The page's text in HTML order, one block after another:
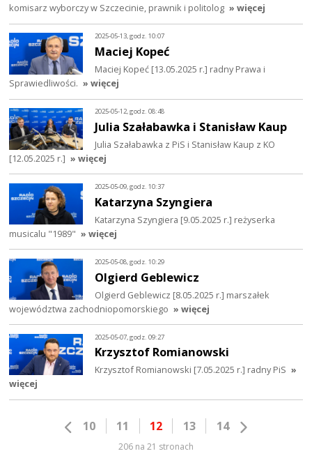
komisarz wyborczy w Szczecinie, prawnik i politolog » więcej
2025-05-13, godz. 10:07
Maciej Kopeć
Maciej Kopeć [13.05.2025 r.] radny Prawa i
Sprawiedliwości. » więcej
2025-05-12, godz. 08:48
Julia Szałabawka i Stanisław Kaup
Julia Szałabawka z PiS i Stanisław Kaup z KO
[12.05.2025 r.] » więcej
2025-05-09, godz. 10:37
Katarzyna Szyngiera
Katarzyna Szyngiera [9.05.2025 r.] reżyserka
musicalu "1989" » więcej
2025-05-08, godz. 10:29
Olgierd Geblewicz
Olgierd Geblewicz [8.05.2025 r.] marszałek
województwa zachodniopomorskiego » więcej
2025-05-07, godz. 09:27
Krzysztof Romianowski
Krzysztof Romianowski [7.05.2025 r.] radny PiS »
więcej
10 11 12 13 14
206 na 21 stronach